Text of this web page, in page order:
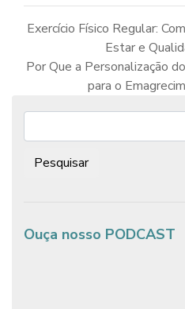
de
Post
Exercício Físico Regular:
Estar e
Por Que a Personalização
para o
Ouça nosso PODCAST